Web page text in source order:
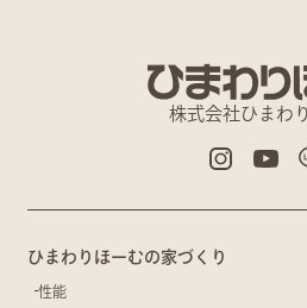
株式会社ひまわ
ひまわりほーむの家づくり
性能